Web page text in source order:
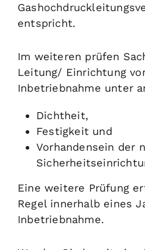
entspricht.
Im weiteren prüfen
Leitung/ Einrichtung
Inbetriebnahme unter
Dichtheit,
Festigkeit und
Vorhandensein der
Eine weitere Prüfung
Regel innerhalb eines
Inbetriebnahme.